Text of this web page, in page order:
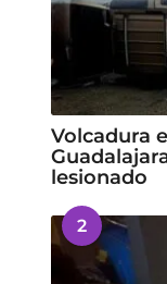
Volcadura
lesionado
2